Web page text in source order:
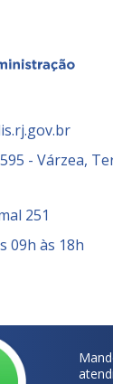
- Várzea,
251
09h às 18h